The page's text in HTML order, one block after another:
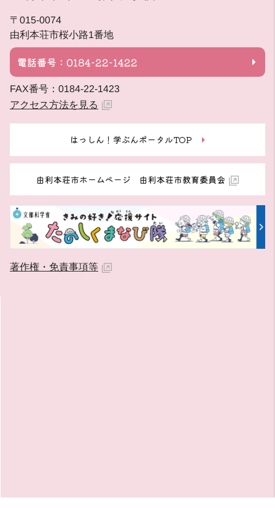
〒015-0074
由利本荘市桜小路1番地
電話番号：0184-22-1422
FAX番号：0184-22-1423
アクセス方法を見る
はっしん！学ぶんポータルTOP
由利本荘市ホームページ 由利本荘市教育委員会
著作権・免責事項等